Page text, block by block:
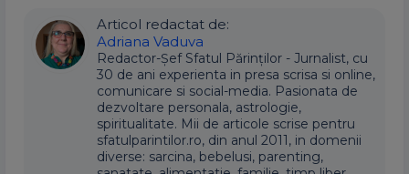
Articol redactat de:
Adriana Vaduva
Redactor-Șef Sfatul Părinților - Jurnalist, cu
30 de ani experienta in presa scrisa si online,
comunicare si social-media. Pasionata de
dezvoltare personala, astrologie,
spiritualitate. Mii de articole scrise pentru
sfatulparintilor.ro, din anul 2011, in domenii
diverse: sarcina, bebelusi, parenting,